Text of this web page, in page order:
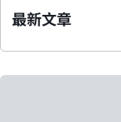
最新文章